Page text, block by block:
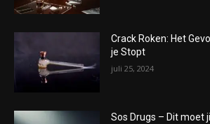
Crack Roken: Het
je Stopt
juli 25, 2024
Sos Drugs – Dit moet